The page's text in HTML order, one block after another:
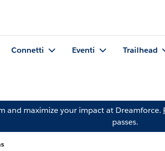
Connetti Eventi Trailhead
and maximize your impact at Dreamforce.
passes.